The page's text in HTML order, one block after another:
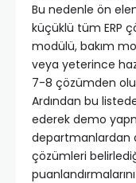
Bu nedenle ön
küçüklü tüm ERP
modülü, bakım
veya yeterince
7-8 çözümden
Ardından bu
ederek demo
departmanlardan
çözümleri